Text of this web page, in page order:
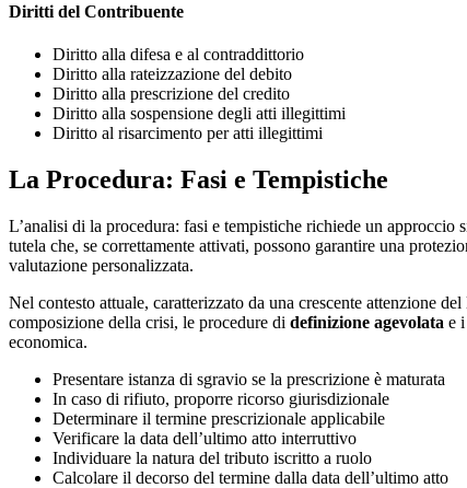
Diritti del Contribuente
Diritto alla difesa e al contraddittorio
Diritto alla rateizzazione del debito
Diritto alla prescrizione del credito
Diritto alla sospensione degli atti illegittimi
Diritto al risarcimento per atti illegittimi
La Procedura: Fasi e Tempistiche
L’analisi di la procedura: fasi e tempistiche richiede un
tutela che, se correttamente attivati, possono garantire una
valutazione personalizzata.
Nel contesto attuale, caratterizzato da una crescente attenzione
composizione della crisi, le procedure di definizione agevolata e
economica.
Presentare istanza di sgravio se la prescrizione è maturata
In caso di rifiuto, proporre ricorso giurisdizionale
Determinare il termine prescrizionale applicabile
Verificare la data dell’ultimo atto interruttivo
Individuare la natura del tributo iscritto a ruolo
Calcolare il decorso del termine dalla data dell’ultimo atto